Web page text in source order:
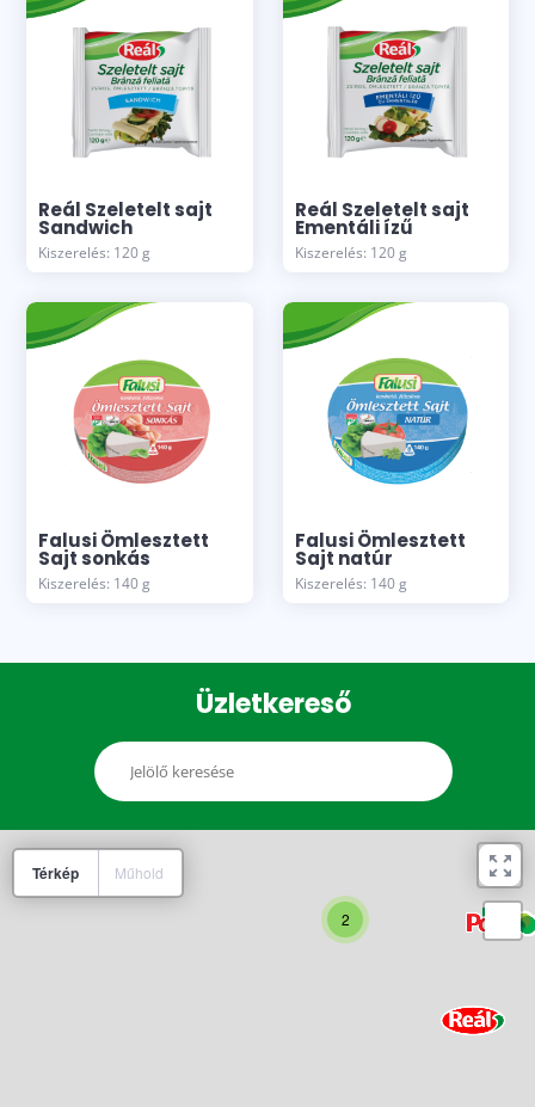
Reál Szeletelt sajt
Sandwich
Kiszerelés: 120 g
Reál Szeletelt sajt
Ementáli ízű
Kiszerelés: 120 g
Falusi Ömlesztett
Sajt sonkás
Kiszerelés: 140 g
Falusi Ömlesztett
Sajt natúr
Kiszerelés: 140 g
2